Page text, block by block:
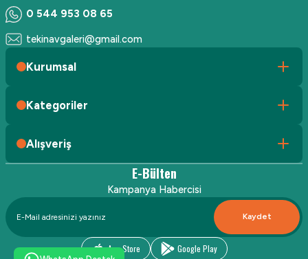
0 544 953 08 65
tekinavgaleri@gmail.com
Kurumsal
Kategoriler
Alışveriş
E-Bülten
Kampanya Habercisi
Kaydet
App Store Google Play